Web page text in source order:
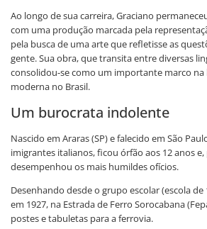
Ao longo de sua carreira, Graciano
com uma produção marcada pela
pela busca de uma arte que refletisse as
gente. Sua obra, que transita entre diversas
consolidou-se como um importante marco
moderna no Brasil.
Um burocrata indolente
Nascido em Araras (SP) e falecido em São
imigrantes italianos, ficou órfão aos 12 anos
desempenhou os mais humildes ofícios.
Desenhando desde o grupo escolar (escola de
em 1927, na Estrada de Ferro Sorocabana
postes e tabuletas para a ferrovia.